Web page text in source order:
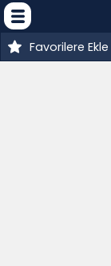
Favorilere Ekle